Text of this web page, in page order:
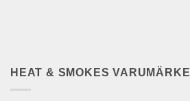
HEAT & SMOKES VARUMÄRKE